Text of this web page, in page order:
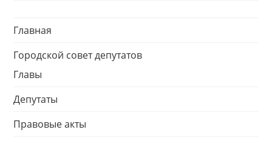
Главная
Городской совет депутатов
Главы
Депутаты
Правовые акты